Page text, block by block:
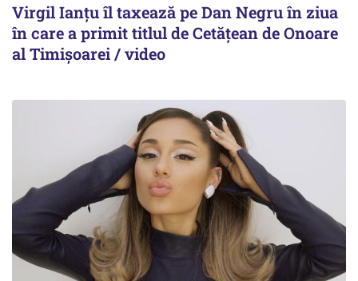
Virgil Ianțu îl taxează pe Dan Negru în ziua
în care a primit titlul de Cetățean de Onoare
al Timișoarei / video